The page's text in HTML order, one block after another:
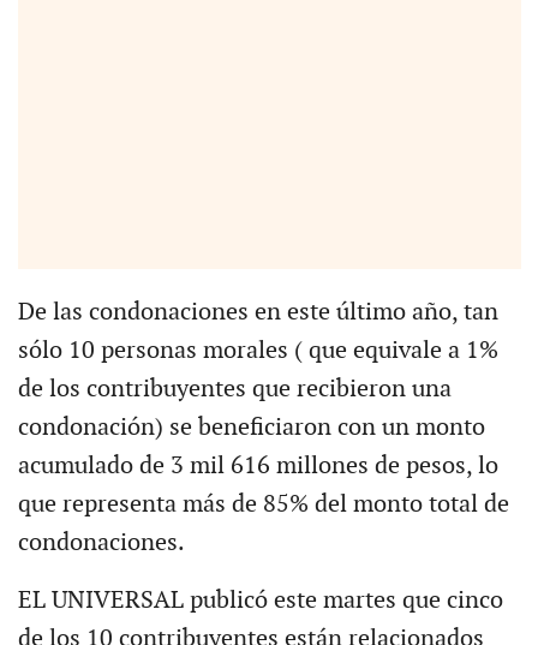
De las condonaciones en este último año, tan
sólo 10 personas morales ( que equivale a 1%
de los contribuyentes que recibieron una
condonación) se beneficiaron con un monto
acumulado de 3 mil 616 millones de pesos, lo
que representa más de 85% del monto total de
condonaciones.
EL UNIVERSAL publicó este martes que cinco
de los 10 contribuyentes están relacionados